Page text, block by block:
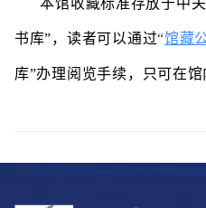
本馆收藏标准存放于中关
书库”，读者可以通过“馆藏
库”办理阅览手续，只可在馆